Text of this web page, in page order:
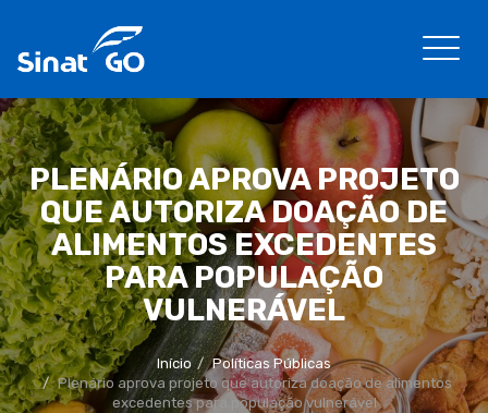
PLENÁRIO APROVA PROJETO
QUE AUTORIZA DOAÇÃO DE
ALIMENTOS EXCEDENTES
PARA POPULAÇÃO
VULNERÁVEL
Início
Políticas Públicas
Plenário aprova projeto que autoriza doação de alimentos
excedentes para população vulnerável